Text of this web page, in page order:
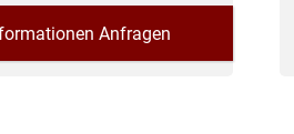
Anfragen